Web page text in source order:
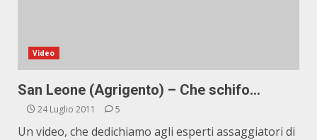
Video
San Leone (Agrigento) – Che schifo…
24 Luglio 2011 5
Un video, che dedichiamo agli esperti assaggiatori di